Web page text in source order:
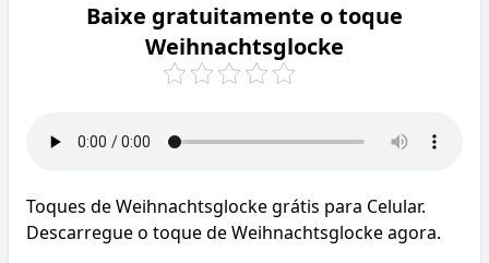
Baixe gratuitamente o toque
Weihnachtsglocke
Toques de Weihnachtsglocke grátis para Celular.
Descarregue o toque de Weihnachtsglocke agora.